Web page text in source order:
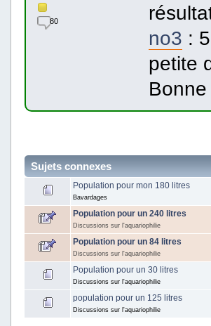
80
no3 :
petite
Sujets connexes
Population pour mon 180 litres
Bavardages
Population pour un 240 litres
Discussions sur l'aquariophilie
Population pour un 84 litres
Discussions sur l'aquariophilie
Population pour un 30 litres
Discussions sur l'aquariophilie
population pour un 125 litres
Discussions sur l'aquariophilie